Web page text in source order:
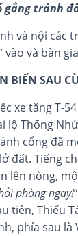
gắng tránh
và nội các
vào và bàn
BIẾN SAU
xe tăng T-
lộ Thống
cổng đã
đất. Tiếng
lên nòng,
phòng ngay!
tiên, Thiếu
phía sau là